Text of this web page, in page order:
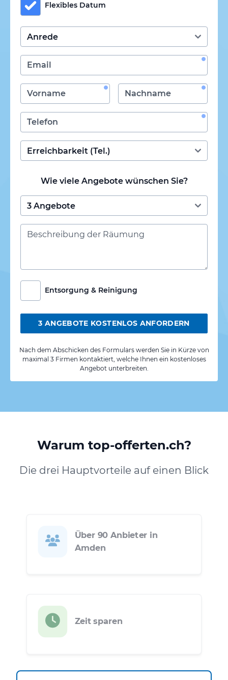
Flexibles Datum
Wie viele Angebote wünschen Sie?
Entsorgung & Reinigung
3 ANGEBOTE KOSTENLOS ANFORDERN
Nach dem Abschicken des Formulars werden Sie in Kürze von
maximal 3 Firmen kontaktiert, welche Ihnen ein kostenloses
Angebot unterbreiten.
Warum top-offerten.ch?
Die drei Hauptvorteile auf einen Blick
Über 90 Anbieter in
Amden
Zeit sparen